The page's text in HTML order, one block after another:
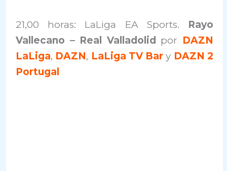
21,00 horas: LaLiga EA Sports. Rayo
Vallecano – Real Valladolid por DAZN
LaLiga, DAZN, LaLiga TV Bar y DAZN 2
Portugal